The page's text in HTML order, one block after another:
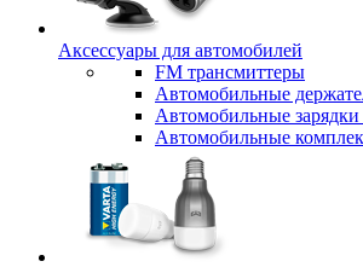
Аксессуары для автомобилей
FM трансмиттеры
Автомобильные
Автомобильные зарядки
Автомобильные